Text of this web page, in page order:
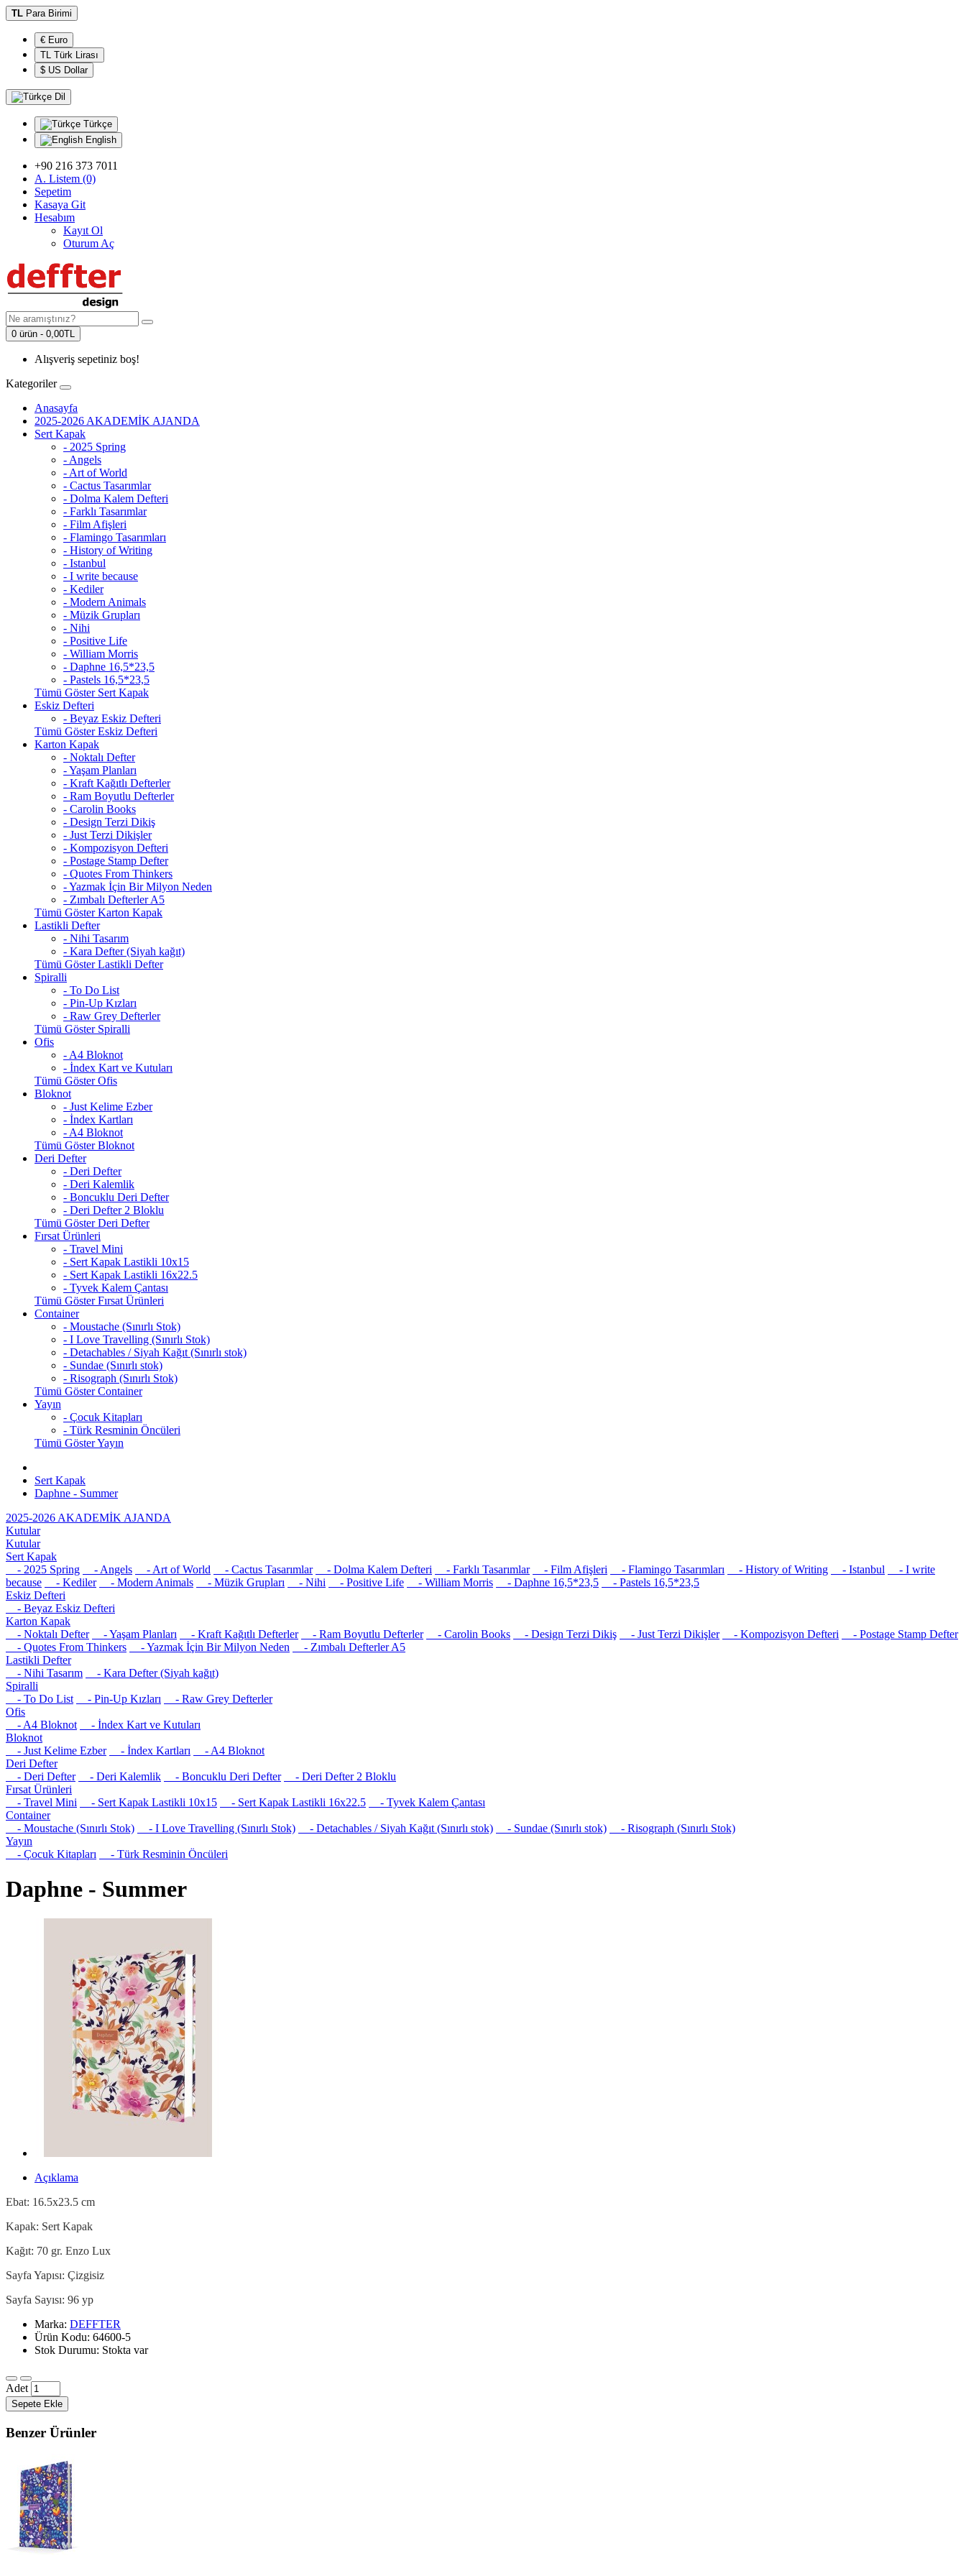
TL Para Birimi
€ Euro
TL Türk Lirası
$ US Dollar
Dil
Türkçe
English
+90 216 373 7011
A. Listem (0)
Sepetim
Kasaya Git
Hesabım
Kayıt Ol
Oturum Aç
0 ürün - 0,00TL
Alışveriş sepetiniz boş!
Kategoriler
Anasayfa
2025-2026 AKADEMİK AJANDA
Sert Kapak
- 2025 Spring
- Angels
- Art of World
- Cactus Tasarımlar
- Dolma Kalem Defteri
- Farklı Tasarımlar
- Film Afişleri
- Flamingo Tasarımları
- History of Writing
- Istanbul
- I write because
- Kediler
- Modern Animals
- Müzik Grupları
- Nihi
- Positive Life
- William Morris
- Daphne 16,5*23,5
- Pastels 16,5*23,5
Tümü Göster Sert Kapak
Eskiz Defteri
- Beyaz Eskiz Defteri
Tümü Göster Eskiz Defteri
Karton Kapak
- Noktalı Defter
- Yaşam Planları
- Kraft Kağıtlı Defterler
- Ram Boyutlu Defterler
- Carolin Books
- Design Terzi Dikiş
- Just Terzi Dikişler
- Kompozisyon Defteri
- Postage Stamp Defter
- Quotes From Thinkers
- Yazmak İçin Bir Milyon Neden
- Zımbalı Defterler A5
Tümü Göster Karton Kapak
Lastikli Defter
- Nihi Tasarım
- Kara Defter (Siyah kağıt)
Tümü Göster Lastikli Defter
Spiralli
- To Do List
- Pin-Up Kızları
- Raw Grey Defterler
Tümü Göster Spiralli
Ofis
- A4 Bloknot
- İndex Kart ve Kutuları
Tümü Göster Ofis
Bloknot
- Just Kelime Ezber
- İndex Kartları
- A4 Bloknot
Tümü Göster Bloknot
Deri Defter
- Deri Defter
- Deri Kalemlik
- Boncuklu Deri Defter
- Deri Defter 2 Bloklu
Tümü Göster Deri Defter
Fırsat Ürünleri
- Travel Mini
- Sert Kapak Lastikli 10x15
- Sert Kapak Lastikli 16x22.5
- Tyvek Kalem Çantası
Tümü Göster Fırsat Ürünleri
Container
- Moustache (Sınırlı Stok)
- I Love Travelling (Sınırlı Stok)
- Detachables / Siyah Kağıt (Sınırlı stok)
- Sundae (Sınırlı stok)
- Risograph (Sınırlı Stok)
Tümü Göster Container
Yayın
- Çocuk Kitapları
- Türk Resminin Öncüleri
Tümü Göster Yayın
Sert Kapak
Daphne - Summer
2025-2026 AKADEMİK AJANDA
Kutular
Kutular
Sert Kapak
- 2025 Spring
- Angels - Art of World - Cactus Tasarımlar - Dolma Kalem Defteri - Farklı Tasarımlar - Film Afişleri - Flamingo Tasarımları - History of Writing - Istanbul
- I write
because
- Kediler - Modern Animals - Müzik Grupları - Nihi - Positive Life - William Morris - Daphne 16,5*23,5
- Pastels 16,5*23,5
Eskiz Defteri
- Beyaz Eskiz Defteri
Karton Kapak
- Noktalı Defter
- Yaşam Planları - Kraft Kağıtlı Defterler - Ram Boyutlu Defterler - Carolin Books - Design Terzi Dikiş - Just Terzi Dikişler - Kompozisyon Defteri
- Postage Stamp Defter
- Quotes From Thinkers
- Yazmak İçin Bir Milyon Neden
- Zımbalı Defterler A5
Lastikli Defter
- Nihi Tasarım
- Kara Defter (Siyah kağıt)
Spiralli
- To Do List
- Pin-Up Kızları
- Raw Grey Defterler
Ofis
- A4 Bloknot
- İndex Kart ve Kutuları
Bloknot
- Just Kelime Ezber
- İndex Kartları
- A4 Bloknot
Deri Defter
- Deri Defter
- Deri Kalemlik - Boncuklu Deri Defter
- Deri Defter 2 Bloklu
Fırsat Ürünleri
- Travel Mini
- Sert Kapak Lastikli 10x15 - Sert Kapak Lastikli 16x22.5
- Tyvek Kalem Çantası
Container
- Moustache (Sınırlı Stok)
- I Love Travelling (Sınırlı Stok) - Detachables / Siyah Kağıt (Sınırlı stok) - Sundae (Sınırlı stok)
- Risograph (Sınırlı Stok)
Yayın
- Çocuk Kitapları
- Türk Resminin Öncüleri
Daphne - Summer
Açıklama
Ebat: 16.5x23.5 cm
Kapak: Sert Kapak
Kağıt: 70 gr. Enzo Lux
Sayfa Yapısı: Çizgisiz
Sayfa Sayısı: 96 yp
Marka: DEFFTER
Ürün Kodu: 64600-5
Stok Durumu: Stokta var
Adet
Sepete Ekle
Benzer Ürünler